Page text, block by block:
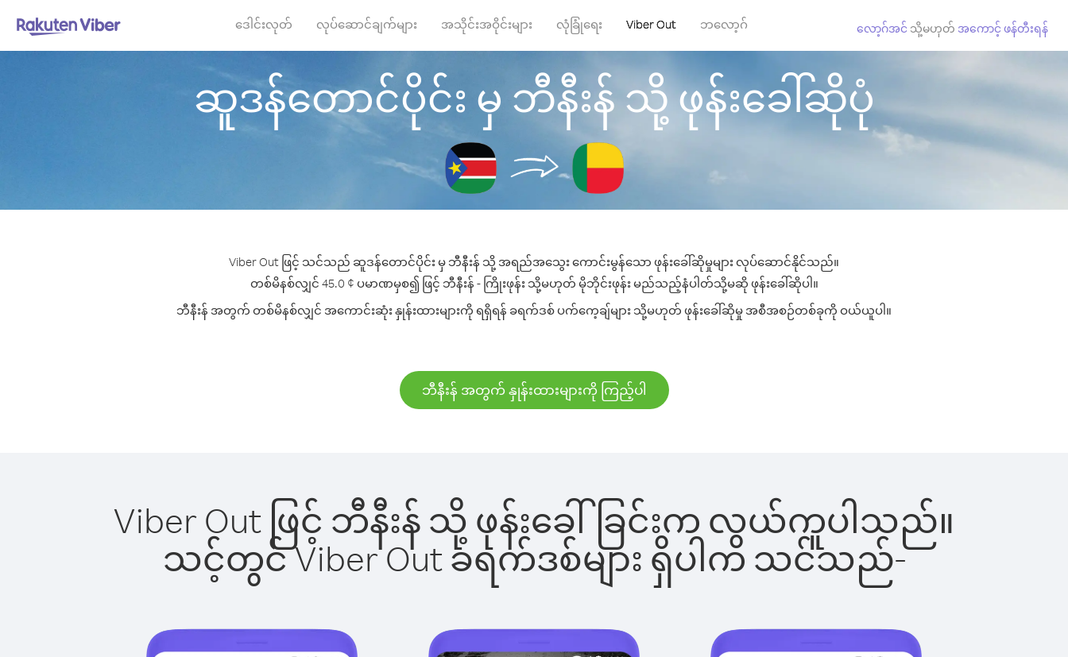
ဒေါင်းလုတ် လုပ်ဆောင်ချက်များ အသိုင်းအဝိုင်းများ လုံခြုံရေး Viber Out ဘလော့ဂ် လော့ဂ်အင် သို့မဟုတ် အကောင့် ဖန်တီးရန်
ဆူဒန်တောင်ပိုင်း မှ ဘီနီးန် သို့ ဖုန်းခေါ်ဆိုပုံ
Viber Out ဖြင့် သင်သည် ဆူဒန်တောင်ပိုင်း မှ ဘီနီးန် သို့ အရည်အသွေး ကောင်းမွန်သော ဖုန်းခေါ်ဆိုမှုများ လုပ်ဆောင်နိုင်သည်။
တစ်မိနစ်လျှင် 45.0 ¢ ပမာဏမှစ၍ ဖြင့် ဘီနီးန် - ကြိုးဖုန်း သို့မဟုတ် မိုဘိုင်းဖုန်း မည်သည့်နံပါတ်သို့မဆို ဖုန်းခေါ်ဆိုပါ။
ဘီနီးန် အတွက် တစ်မိနစ်လျှင် အကောင်းဆုံး နှုန်းထားများကို ရရှိရန် ခရက်ဒစ် ပက်ကေ့ချ်များ သို့မဟုတ် ဖုန်းခေါ်ဆိုမှု အစီအစဉ်တစ်ခုကို ဝယ်ယူပါ။
ဘီနီးန် အတွက် နှုန်းထားများကို ကြည့်ပါ
Viber Out ဖြင့် ဘီနီးန် သို့ ဖုန်းခေါ်ခြင်းက လွယ်ကူပါသည်။
သင့်တွင် Viber Out ခရက်ဒစ်များ ရှိပါက သင်သည်-